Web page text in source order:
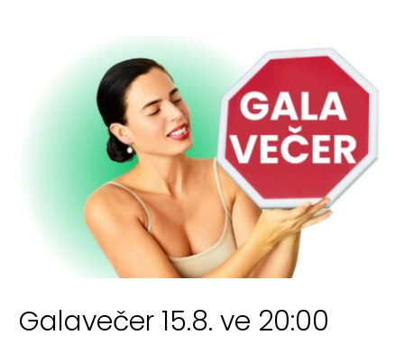
Galavečer 15.8. ve 20:00